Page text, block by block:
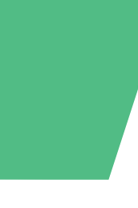
nach Bedarf mit